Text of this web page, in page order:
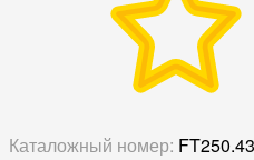
Каталожный номер: